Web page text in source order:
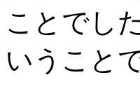
ことでし
いうこと